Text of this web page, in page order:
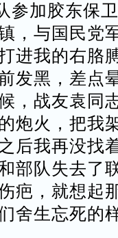
加胶东保
，与国民党
进我的右胳
发黑，差点
，战友袁同
炮火，把我
后我再没
部队失去了
疤，就想起
舍生忘死的